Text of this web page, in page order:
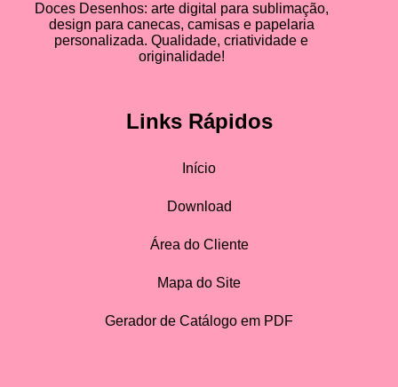
Doces Desenhos: arte digital para sublimação,
design para canecas, camisas e papelaria
personalizada. Qualidade, criatividade e
originalidade!
Links Rápidos
Início
Download
Área do Cliente
Mapa do Site
Gerador de Catálogo em PDF